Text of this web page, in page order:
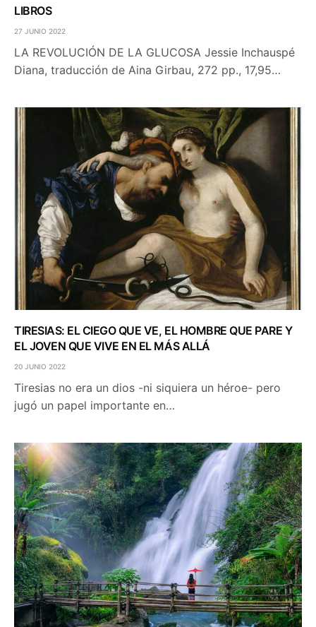
LIBROS
27 JUNIO 2022
LA REVOLUCIÓN DE LA GLUCOSA Jessie Inchauspé
Diana, traducción de Aina Girbau, 272 pp., 17,95…
TIRESIAS: EL CIEGO QUE VE, EL HOMBRE QUE PARE Y
EL JOVEN QUE VIVE EN EL MÁS ALLÁ
20 JUNIO 2022
Tiresias no era un dios -ni siquiera un héroe- pero
jugó un papel importante en…